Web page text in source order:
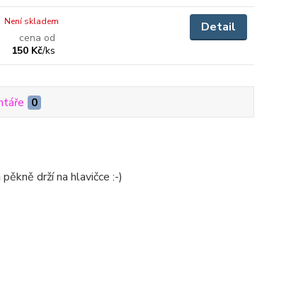
cena od
150 Kč/ks
Není skladem Detail
0
drží na hlavičce :-)